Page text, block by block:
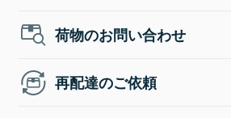
荷物のお問い合わせ
再配達のご依頼